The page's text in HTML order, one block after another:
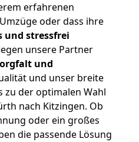
erfahrenen
oder dass ihre
und stressfrei
unsere Partner
und
und unser breite
zu der optimalen Wahl
nach Kitzingen. Ob
oder ein großes
die passende Lösung